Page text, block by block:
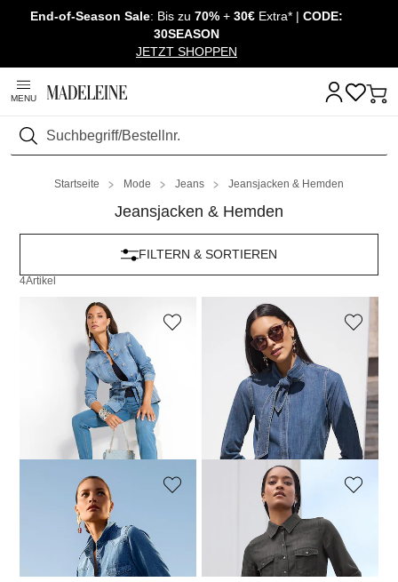
Überspringe Navigation, direkt zum Content
End-of-Season Sale: Bis zu 70% + 30€ Extra* | CODE:
30SEASON
JETZT SHOPPEN
MENU
Suchen
Startseite Mode Jeans Jeansjacken & Hemden
Jeansjacken & Hemden
4Artikel
FILTERN & SORTIEREN
Lange Jeansjacke mit Bindegürtel
139,95 €
30-Tage-Bestpreis**: 129,95 €
MADELEINE
Jeansbluse mit Schluppe
119,95 €
MADELEINE
Hemdbluse im Denim-Look
Hemdbluse im Denim-Look
139,95 €